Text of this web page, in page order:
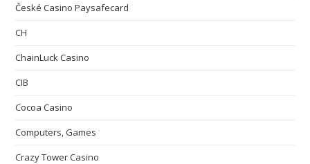
České Casino Paysafecard
CH
ChainLuck Casino
CIB
Cocoa Casino
Computers, Games
Crazy Tower Сasino